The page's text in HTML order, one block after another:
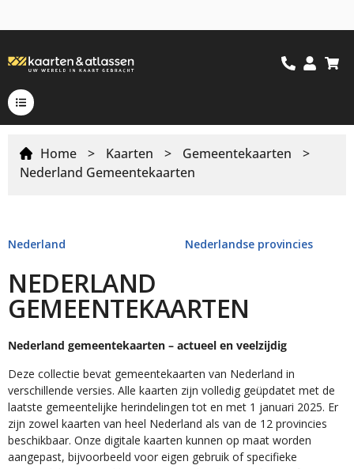
Home > Kaarten > Gemeentekaarten
>
Nederland Gemeentekaarten
Nederland Nederlandse provincies
NEDERLAND
GEMEENTEKAARTEN
Nederland gemeentekaarten – actueel en veelzijdig
Deze collectie bevat gemeentekaarten van Nederland in
verschillende versies. Alle kaarten zijn volledig geüpdatet met de
laatste gemeentelijke herindelingen tot en met 1 januari 2025. Er
zijn zowel kaarten van heel Nederland als van de 12 provincies
beschikbaar. Onze digitale kaarten kunnen op maat worden
aangepast, bijvoorbeeld voor eigen gebruik of specifieke